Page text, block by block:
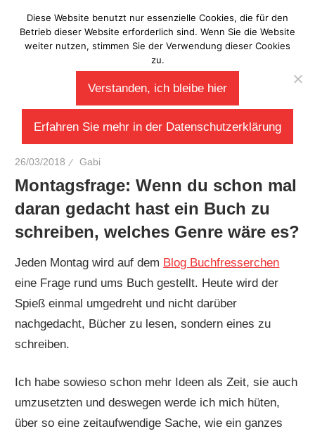
Inhalt
springen
Laberladen
26/03/2018 Gabi
Montagsfrage: Wenn du schon mal
daran gedacht hast ein Buch zu
schreiben, welches Genre wäre es?
Jeden Montag wird auf dem Blog Buchfresserchen
eine Frage rund ums Buch gestellt. Heute wird der
Spieß einmal umgedreht und nicht darüber
nachgedacht, Bücher zu lesen, sondern eines zu
schreiben.
Ich habe sowieso schon mehr Ideen als Zeit, sie auch
umzusetzten und deswegen werde ich mich hüten,
über so eine zeitaufwendige Sache, wie ein ganzes
Diese Website benutzt nur essenzielle Cookies, die für den
Betrieb dieser Website erforderlich sind. Wenn Sie die Website
weiter nutzen, stimmen Sie der Verwendung dieser Cookies
zu.
Verstanden, ich bleibe hier
Erfahren Sie mehr in der Datenschutzerklärung